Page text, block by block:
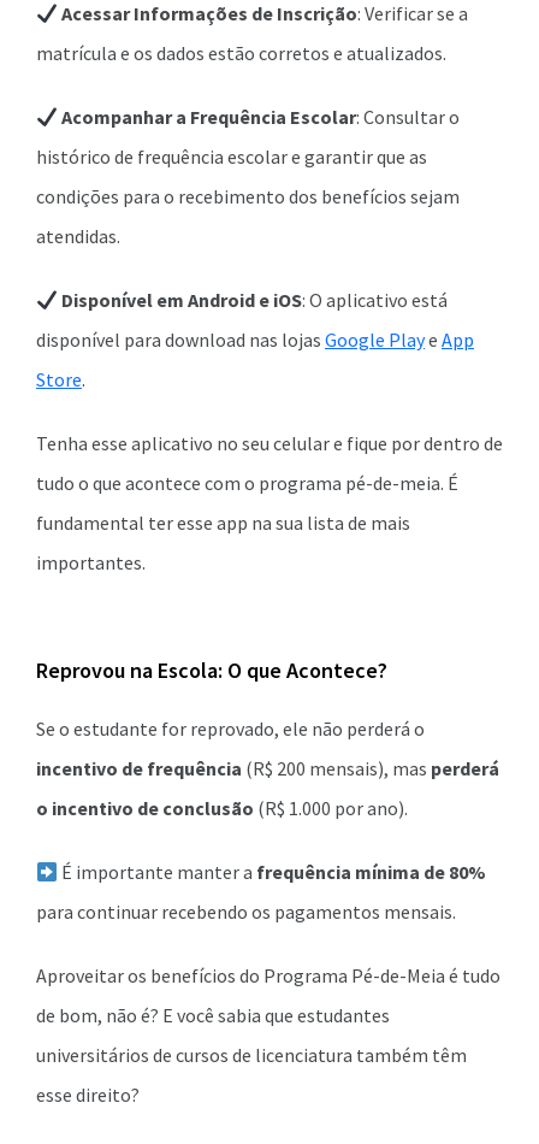
Acessar Informações de Inscrição: Verificar se a
matrícula e os dados estão corretos e atualizados.
Acompanhar a Frequência Escolar: Consultar o
histórico de frequência escolar e garantir que as
condições para o recebimento dos benefícios sejam
atendidas.
Disponível em Android e iOS: O aplicativo está
disponível para download nas lojas Google Playe App
Store.
Tenha esse aplicativo no seu celular e fique por dentro de
tudo o que acontece com o programa pé-de-meia. É
fundamental ter esse app na sua lista de mais
importantes.
Reprovou na Escola: O que Acontece?
Se o estudante for reprovado, ele não perderá o
incentivo de frequência (R$ 200 mensais), mas perderá
o incentivo de conclusão (R$ 1.000 por ano).
É importante manter a frequência mínima de 80%
para continuar recebendo os pagamentos mensais.
Aproveitar os benefícios do Programa Pé-de-Meia é tudo
de bom, não é? E você sabia que estudantes
universitários de cursos de licenciatura também têm
esse direito?